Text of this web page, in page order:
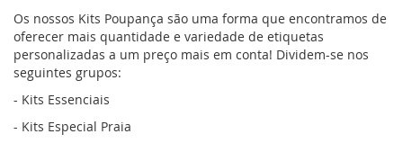
Os nossos Kits Poupança são uma forma que encontramos de
oferecer mais quantidade e variedade de etiquetas
personalizadas a um preço mais em conta! Dividem-se nos
seguintes grupos:
- Kits Essenciais
- Kits Especial Praia